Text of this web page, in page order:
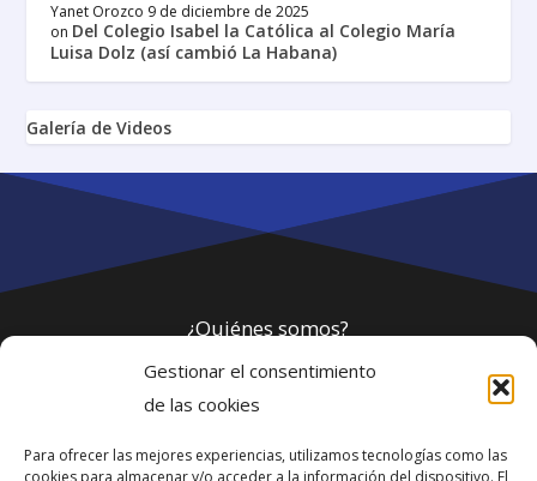
Gestionar el consentimiento
de las cookies
Para ofrecer las mejores experiencias, utilizamos tecnologías como las
Yanet Orozco 9 de diciembre de 2025
on Del Colegio Isabel la Católica al Colegio María
Luisa Dolz (así cambió La Habana)
Galería de Videos
¿Quiénes somos?
Política de privacidad
Webmaster